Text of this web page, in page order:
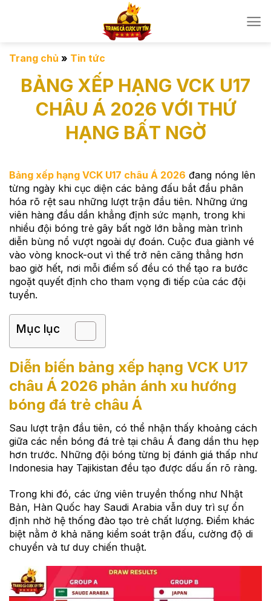
dungTrang chủ » Tin tức
BẢNG XẾP HẠNG VCK U17
CHÂU Á 2026 VỚI THỨ
HẠNG BẤT NGỜ
Bảng xếp hạng VCK U17 châu Á 2026 đang nóng lên
từng ngày khi cục diện các bảng đấu bắt đầu phân
hóa rõ rệt sau những lượt trận đầu tiên. Những ứng
viên hàng đầu dần khẳng định sức mạnh, trong khi
nhiều đội bóng trẻ gây bất ngờ lớn bằng màn trình
diễn bùng nổ vượt ngoài dự đoán. Cuộc đua giành vé
vào vòng knock-out vì thế trở nên căng thẳng hơn
bao giờ hết, nơi mỗi điểm số đều có thể tạo ra bước
ngoặt quyết định cho tham vọng đi tiếp của các đội
tuyển.
Mục lục
Diễn biến bảng xếp hạng VCK U17
châu Á 2026 phản ánh xu hướng
bóng đá trẻ châu Á
Sau lượt trận đầu tiên, có thể nhận thấy khoảng cách
giữa các nền bóng đá trẻ tại châu Á đang dần thu hẹp
hơn trước. Những đội bóng từng bị đánh giá thấp như
Indonesia hay Tajikistan đều tạo được dấu ấn rõ ràng.
Trong khi đó, các ứng viên truyền thống như Nhật
Bản, Hàn Quốc hay Saudi Arabia vẫn duy trì sự ổn
định nhờ hệ thống đào tạo trẻ chất lượng. Điểm khác
biệt nằm ở khả năng kiểm soát trận đấu, cường độ di
chuyển và tư duy chiến thuật.